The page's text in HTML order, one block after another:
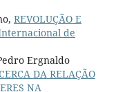
REVOLUÇÃO E
de
Ergnaldo
DA RELAÇÃO
NA